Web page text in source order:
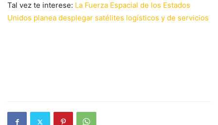
Tal vez te interese: La Fuerza Espacial de los Estados
Unidos planea desplegar satélites logísticos y de servicios